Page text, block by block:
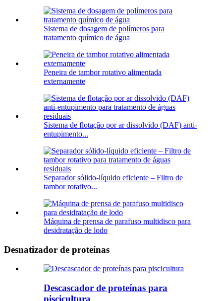
Sistema de dosagem de polímeros para
tratamento químico de água
Peneira de tambor rotativo alimentada
externamente
Sistema de flotação por ar dissolvido (DAF) anti-
entupimento...
Separador sólido-líquido eficiente – Filtro de
tambor rotativo...
Máquina de prensa de parafuso multidisco para
desidratação de lodo
Desnatizador de proteínas
Descascador de proteínas para
piscicultura